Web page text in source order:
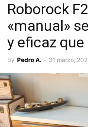
Roborock
«manual»
y eficaz
By Pedro A. - 31 marzo,